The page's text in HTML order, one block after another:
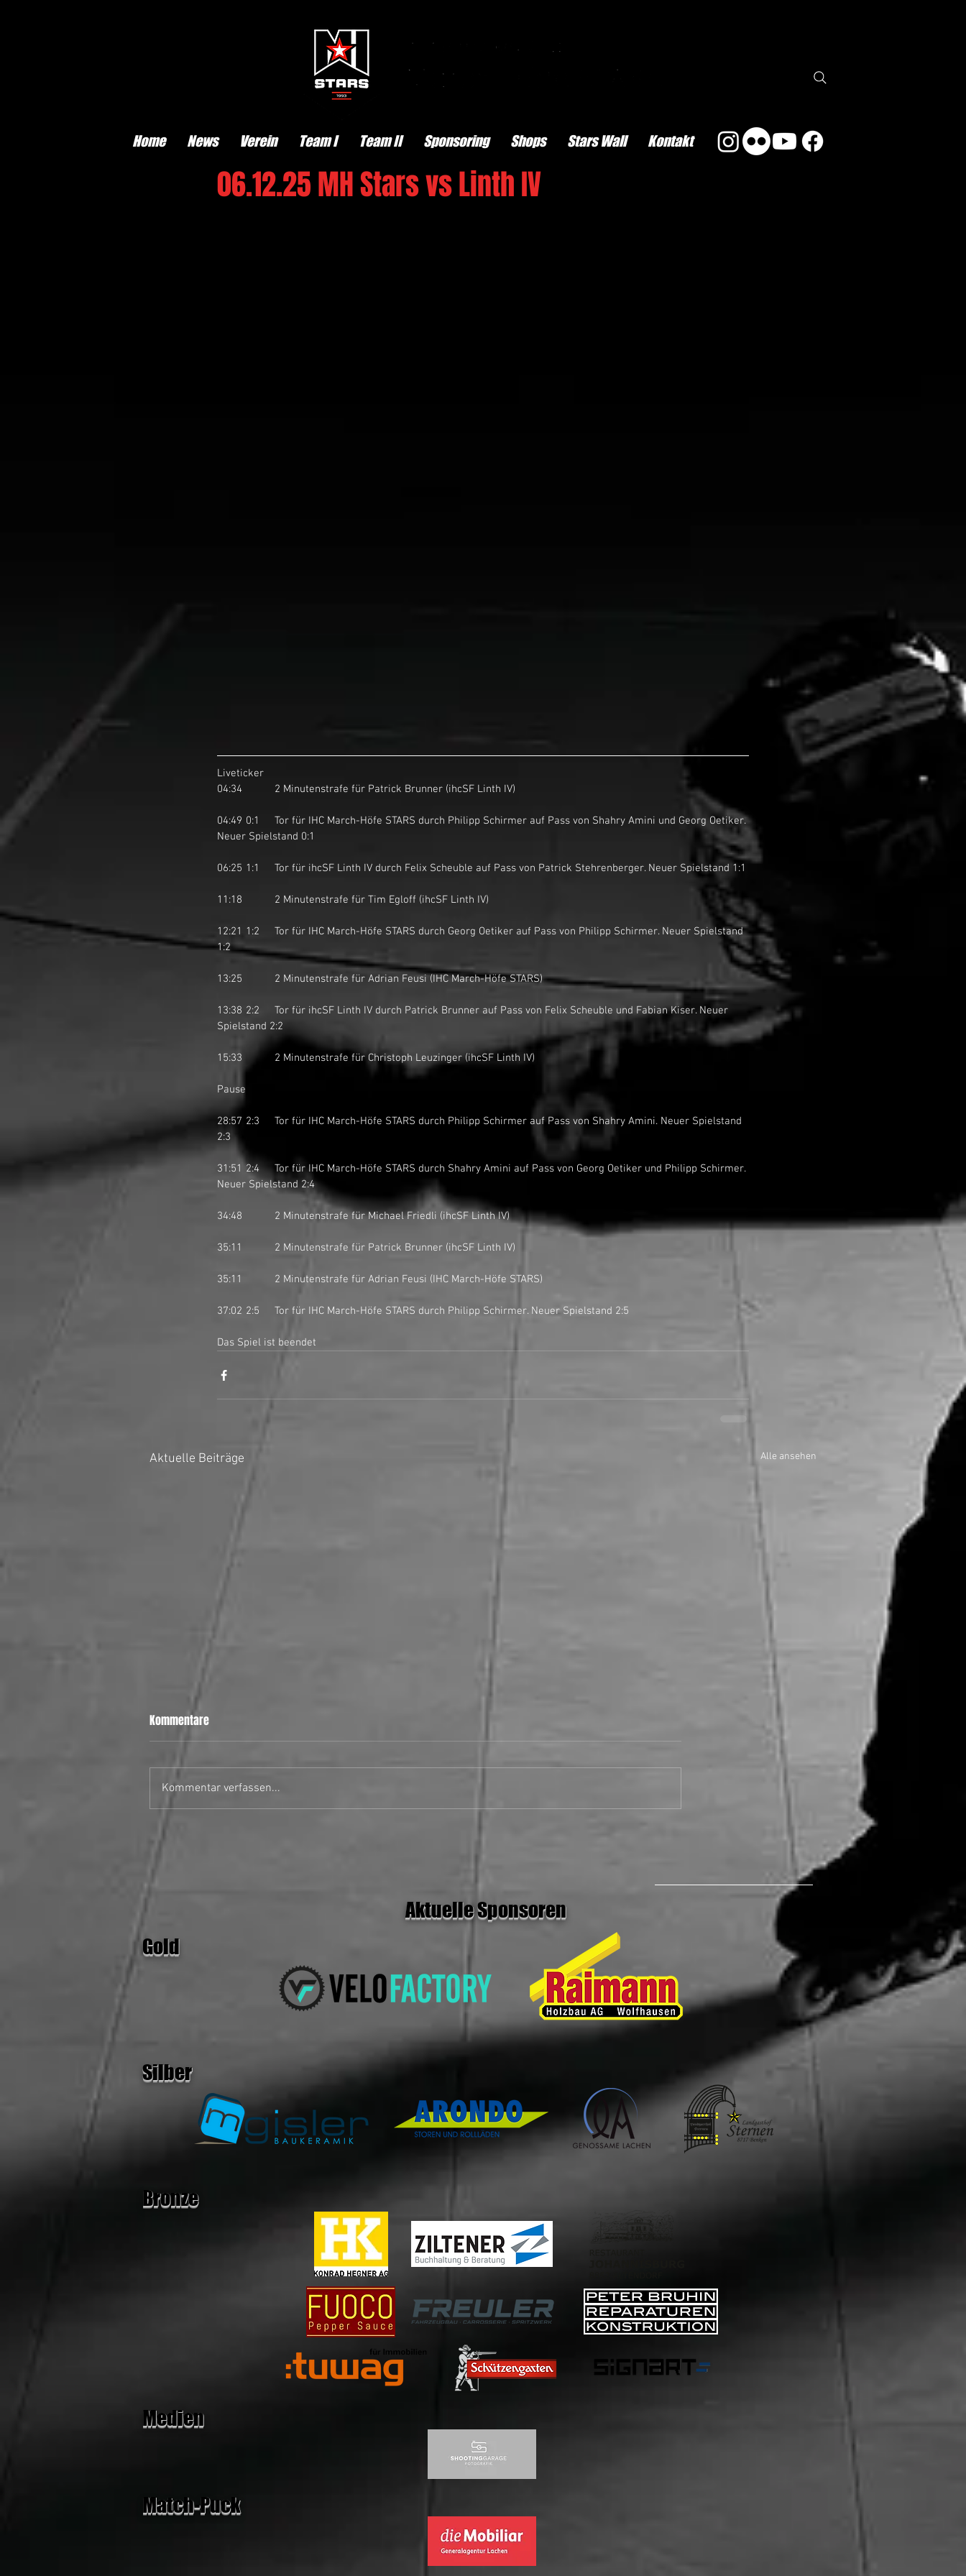
Home News Verein Team I Team II Sponsoring Shops Stars Wall Kontakt
06.12.25 MH Stars vs Linth IV
Liveticker
04:34		2 Minutenstrafe für Patrick Brunner (ihcSF Linth IV)
04:49	0:1	Tor für IHC March-Höfe STARS durch Philipp Schirmer auf Pass von Shahry Amini und Georg Oetiker.
Neuer Spielstand 0:1
06:25	1:1	Tor für ihcSF Linth IV durch Felix Scheuble auf Pass von Patrick Stehrenberger. Neuer Spielstand 1:1
11:18		2 Minutenstrafe für Tim Egloff (ihcSF Linth IV)
12:21	1:2	Tor für IHC March-Höfe STARS durch Georg Oetiker auf Pass von Philipp Schirmer. Neuer Spielstand
1:2
13:25		2 Minutenstrafe für Adrian Feusi (IHC March-Höfe STARS)
13:38	2:2	Tor für ihcSF Linth IV durch Patrick Brunner auf Pass von Felix Scheuble und Fabian Kiser. Neuer
Spielstand 2:2
15:33		2 Minutenstrafe für Christoph Leuzinger (ihcSF Linth IV)
Pause
28:57	2:3	Tor für IHC March-Höfe STARS durch Philipp Schirmer auf Pass von Shahry Amini. Neuer Spielstand
2:3
31:51	2:4	Tor für IHC March-Höfe STARS durch Shahry Amini auf Pass von Georg Oetiker und Philipp Schirmer.
Neuer Spielstand 2:4
34:48		2 Minutenstrafe für Michael Friedli (ihcSF Linth IV)
35:11		2 Minutenstrafe für Patrick Brunner (ihcSF Linth IV)
35:11		2 Minutenstrafe für Adrian Feusi (IHC March-Höfe STARS)
37:02	2:5	Tor für IHC March-Höfe STARS durch Philipp Schirmer. Neuer Spielstand 2:5
Das Spiel ist beendet
Aktuelle Beiträge Alle ansehen
Kommentare
Kommentar verfassen...
Aktuelle Sponsoren
Gold
Silber
Bronze
Medien
Match-Puck